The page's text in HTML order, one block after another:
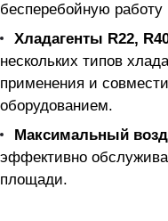
бесперебойную работу
Хладагенты R22,
нескольких типов
применения и
оборудованием.
Максимальный
эффективно
площади.